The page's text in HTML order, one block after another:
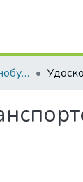
133 «Галузеве машинобудування» - Бакалаври 2023-2024